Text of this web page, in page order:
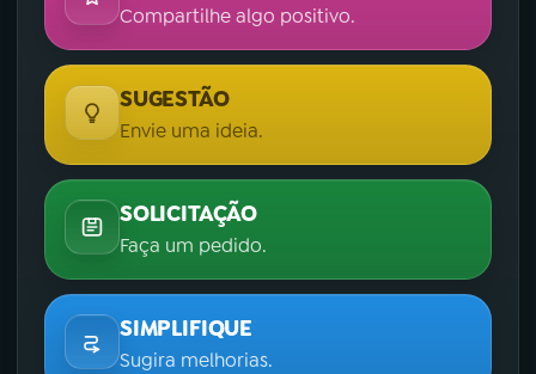
Compartilhe algo positivo.
SUGESTÃO
Envie uma ideia.
SOLICITAÇÃO
Faça um pedido.
SIMPLIFIQUE
Sugira melhorias.